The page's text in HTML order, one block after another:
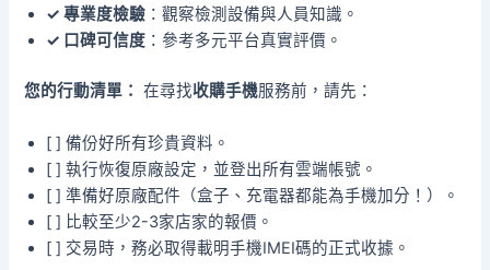
✓ 專業度檢驗 ：觀察檢測設備與人員知識。
✓ 口碑可信度 ：參考多元平台真實評價。
您的行動清單： 在尋找收購手機服務前，請先：
[ ] 備份好所有珍貴資料。
[ ] 執行恢復原廠設定，並登出所有雲端帳號。
[ ] 準備好原廠配件（盒子、充電器都能為手機加分！）。
[ ] 比較至少2-3家店家的報價。
[ ] 交易時，務必取得載明手機IMEI碼的正式收據。